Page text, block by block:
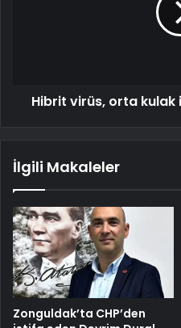
Hibrit virüs, orta kulak
İlgili Makaleler
Zonguldak’ta CHP’den